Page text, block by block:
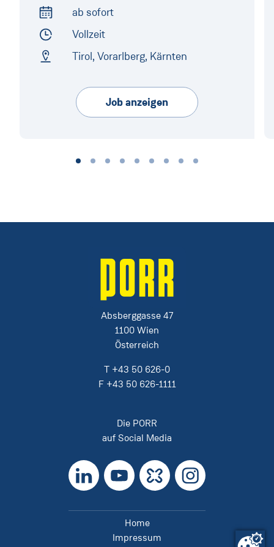
Arbeitsbeginn
ab sofort
Arbeitszeit
Vollzeit
Tirol, Vorarlberg, Kärnten
Job anzeigen
Absberggasse 47
1100 Wien
Österreich
T +43 50 626-0
F +43 50 626-1111
Die PORR
auf Social Media
LinkedIn YouTube Kununu Instagram
Home
Impressum